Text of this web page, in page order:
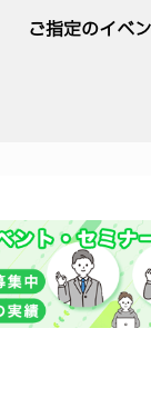
ご指定のイベ